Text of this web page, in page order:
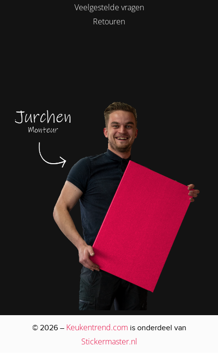
Veelgestelde vragen
Retouren
© 2026 – Keukentrend.com is onderdeel van
Stickermaster.nl